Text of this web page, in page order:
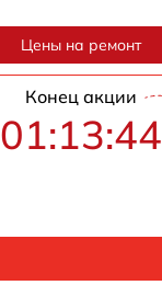
Цены на ремонт
Конец акции
01:13:43